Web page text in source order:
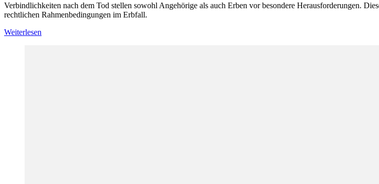
Verbindlichkeiten nach dem Tod stellen sowohl Angehörige als auch Erben vor besondere Herausforderungen.
rechtlichen Rahmenbedingungen im Erbfall.
Weiterlesen